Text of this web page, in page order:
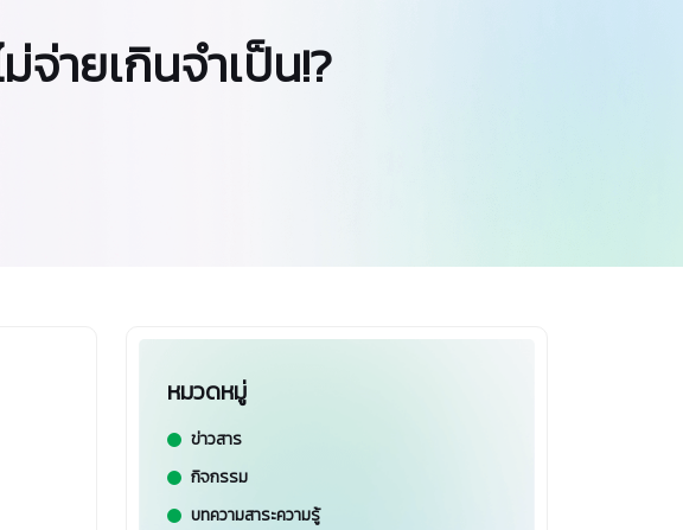
จ่ายเกินจำเป็น!?
หมวดหมู่
ข่าวสาร
กิจกรรม
บทความสาระความรู้